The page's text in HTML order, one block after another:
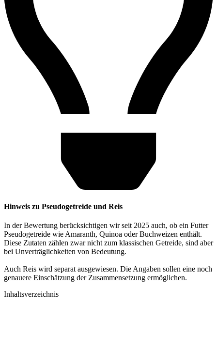
Hinweis zu Pseudogetreide und Reis
In der Bewertung berücksichtigen wir seit 2025 auch, ob ein Futter
Pseudogetreide wie Amaranth, Quinoa oder Buchweizen enthält.
Diese Zutaten zählen zwar nicht zum klassischen Getreide, sind aber
bei Unverträglichkeiten von Bedeutung.
Auch Reis wird separat ausgewiesen. Die Angaben sollen eine noch
genauere Einschätzung der Zusammensetzung ermöglichen.
Inhaltsverzeichnis​